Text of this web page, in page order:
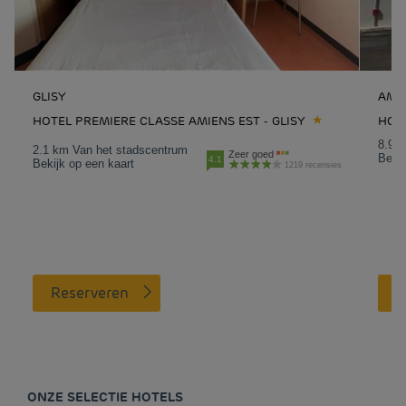
GLISY
HOTEL PREMIERE CLASSE AMIENS EST - GLISY
2.1 km Van het stadscentrum
Bekijk op een kaart
4.1 Zeer goed
1219 recensies
Reserveren
8.9
ONZE SELECTIE HOTELS